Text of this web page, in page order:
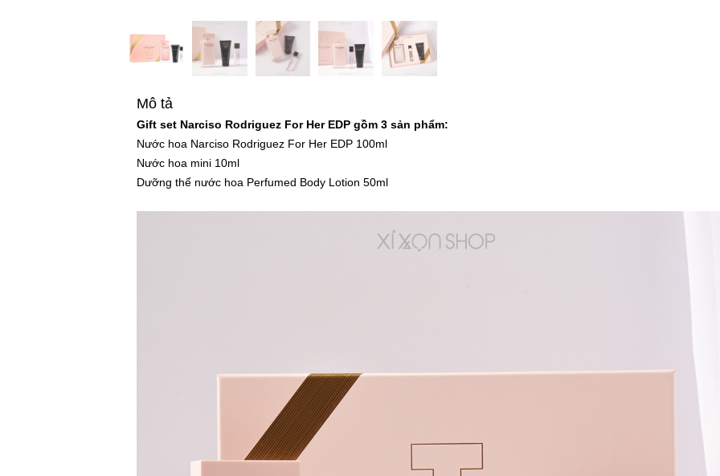
Mô tả
Gift set Narciso Rodriguez For Her EDP gồm 3 sản phẩm:
Nước hoa Narciso Rodriguez For Her EDP 100ml
Nước hoa mini 10ml
Dưỡng thể nước hoa Perfumed Body Lotion 50ml